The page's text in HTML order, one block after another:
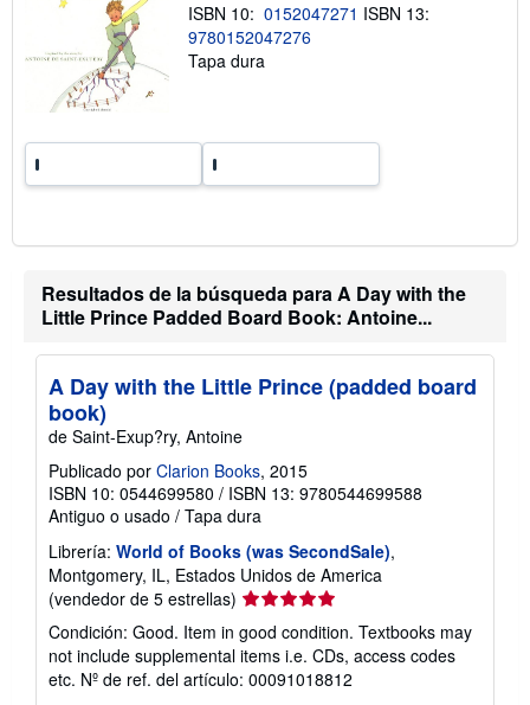
o
t
i
s
e
e
n
í
ISBN 10: 0152047271 ISBN 13:
9780152047276
Tapa dura
Resultados de la búsqueda para A Day with the
Little Prince Padded Board Book: Antoine...
A Day with the Little Prince (padded board
book)
de Saint-Exup?ry, Antoine
Publicado por Clarion Books, 2015
ISBN 10: 0544699580 / ISBN 13: 9780544699588
Antiguo o usado / Tapa dura
Librería: World of Books (was SecondSale),
Montgomery, IL, Estados Unidos de America
(vendedor de 5 estrellas) Calificación
vendedor:
5
de
Condición: Good. Item in good condition. Textbooks may
not include supplemental items i.e. CDs, access codes
etc. Nº de ref. del artículo: 00091018812